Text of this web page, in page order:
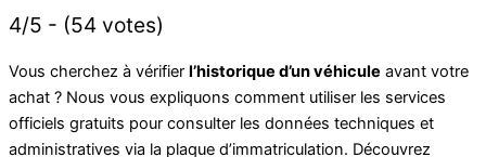
4/5 - (54 votes)
Vous cherchez à vérifier l’historique d’un véhicule avant votre
achat ? Nous vous expliquons comment utiliser les services
officiels gratuits pour consulter les données techniques et
administratives via la plaque d’immatriculation. Découvrez